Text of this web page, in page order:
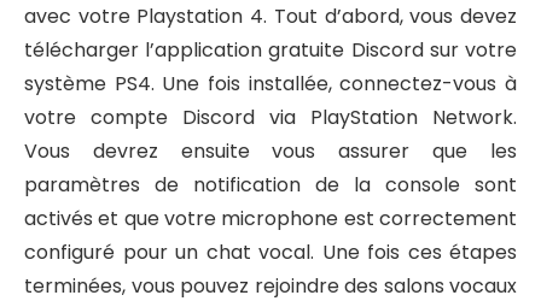
avec votre Playstation 4. Tout d’abord, vous devez
télécharger l’application gratuite Discord sur votre
système PS4. Une fois installée, connectez-vous à
votre compte Discord via PlayStation Network.
Vous devrez ensuite vous assurer que les
paramètres de notification de la console sont
activés et que votre microphone est correctement
configuré pour un chat vocal. Une fois ces étapes
terminées, vous pouvez rejoindre des salons vocaux